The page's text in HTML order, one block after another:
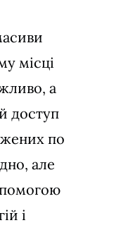
місці
а
доступ
по
але
і